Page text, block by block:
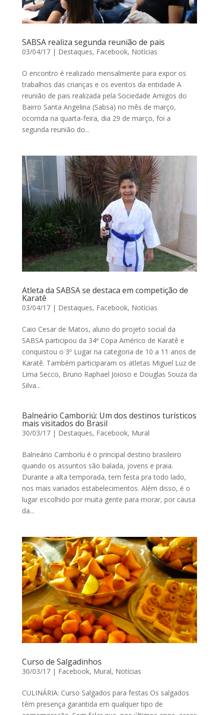
SABSA realiza segunda reunião de pais
03/04/17| Destaques, Facebook, Notícias
O encontro é realizado mensalmente para expor os
trabalhos das crianças e os eventos da entidade A
reunião de pais realizada pela Sociedade Amigos do
Bairro Santa Angelina (Sabsa) no mês de março,
ocorrida na quarta-feira, dia 29 de março, foi a
segunda reunião do...
Atleta da SABSA se destaca em competição de
Karatê
03/04/17| Destaques, Facebook, Notícias
Caio Cesar de Matos, aluno do projeto social da
SABSA participou da 34ª Copa Américo de Karatê e
conquistou o 3º Lugar na categoria de 10 a 11 anos de
Karatê. Também participaram os atletas Miguel Luz de
Lima Secco, Bruno Raphael Joioso e Douglas Souza da
Silva...
Balneário Camboriú: Um dos destinos turísticos
mais visitados do Brasil
30/03/17| Destaques, Facebook, Mural
Balneário Camboríu é o principal destino brasileiro
quando os assuntos são balada, jovens e praia.
Durante a alta temporada, tem festa pra todo lado,
nos mais variados estabelecimentos. Além disso, é o
lugar escolhido por muita gente para morar, por causa
da...
Curso de Salgadinhos
30/03/17| Facebook, Mural, Notícias
CULINÁRIA: Curso Salgados para festas Os salgados
têm presença garantida em qualquer tipo de